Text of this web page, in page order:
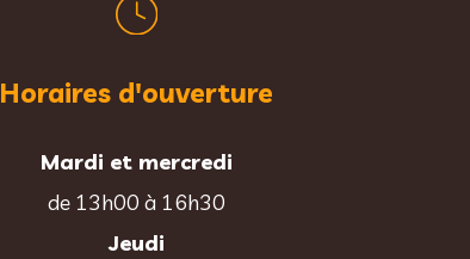
Horaires d'ouverture
Mardi et mercredi
de 13h00 à 16h30
Jeudi